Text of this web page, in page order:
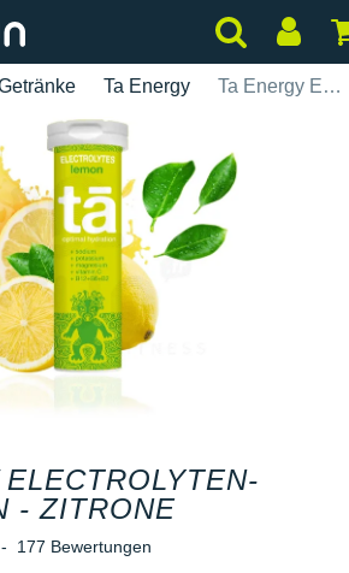
Ta Energy Ta Energy Electrolyten-Tabletten - Zitrone
ELECTROLYTEN-
- ZITRONE
- 177 Bewertungen